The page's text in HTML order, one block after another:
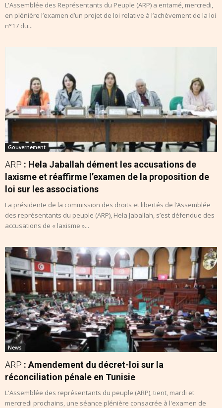
L'Assemblée des Représentants du Peuple (ARP) a entamé, mercredi,
en plénière l’examen d’un projet de loi relative à l’achèvement de la loi
n°17 du...
Gouvernement
ARP : Hela Jaballah dément les accusations de
laxisme et réaffirme l’examen de la proposition de
loi sur les associations
La présidente de la commission des droits et libertés de l’Assemblée
des représentants du peuple (ARP), Hela Jaballah, s’est défendue des
accusations de « laxisme »...
News
ARP : Amendement du décret-loi sur la
réconciliation pénale en Tunisie
L'Assemblée des représentants du peuple (ARP), tient, mardi et
mercredi prochains, une séance plénière consacrée à l'examen de